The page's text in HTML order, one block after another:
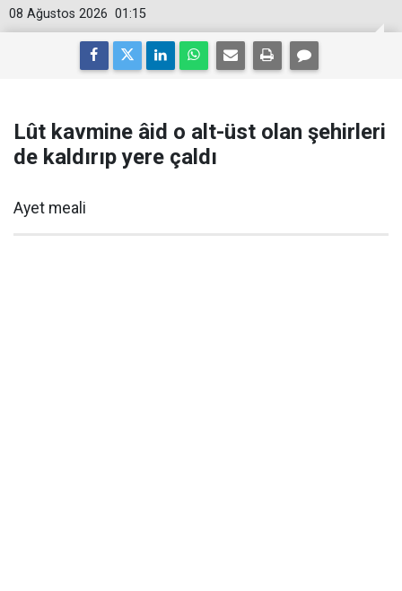
01:15
08 Ağustos 2026
Lût kavmine âid o alt-üst olan şehirleri
de kaldırıp yere çaldı
Ayet meali